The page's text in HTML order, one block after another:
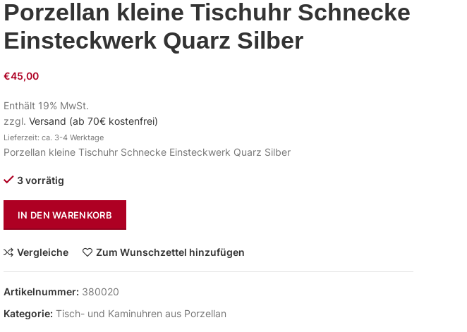
Porzellan kleine Tischuhr Schnecke
Einsteckwerk Quarz Silber
€45,00
Enthält 19% MwSt.
zzgl. Versand (ab 70€ kostenfrei)
Lieferzeit: ca. 3-4 Werktage
Porzellan kleine Tischuhr Schnecke Einsteckwerk Quarz Silber
3 vorrätig
IN DEN WARENKORB
Vergleiche Zum Wunschzettel hinzufügen
Artikelnummer: 380020
Kategorie: Tisch- und Kaminuhren aus Porzellan